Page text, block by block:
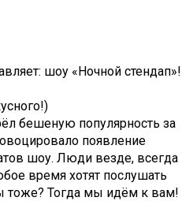
шоу «Ночной стендап»!
бешеную популярность за
появление
шоу. Люди везде, всегда
время хотят послушать
тоже? Тогда мы идём к вам!